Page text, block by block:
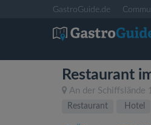
GastroGuide.de
Restaurant
An der Schiffslände
Restaurant
Hotel